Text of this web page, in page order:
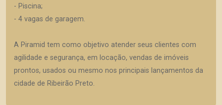
- Piscina;
- 4 vagas de garagem.
A Piramid tem como objetivo atender seus clientes com
agilidade e segurança, em locação, vendas de imóveis
prontos, usados ou mesmo nos principais lançamentos da
cidade de Ribeirão Preto.